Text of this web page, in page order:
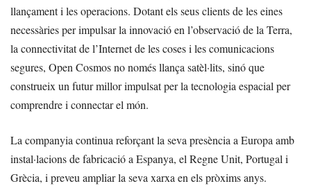
llançament i les operacions. Dotant els seus clients de les eines
necessàries per impulsar la innovació en l’observació de la Terra,
la connectivitat de l’Internet de les coses i les comunicacions
segures, Open Cosmos no només llança satèl·lits, sinó que
construeix un futur millor impulsat per la tecnologia espacial per
comprendre i connectar el món.
La companyia continua reforçant la seva presència a Europa amb
instal·lacions de fabricació a Espanya, el Regne Unit, Portugal i
Grècia, i preveu ampliar la seva xarxa en els pròxims anys.